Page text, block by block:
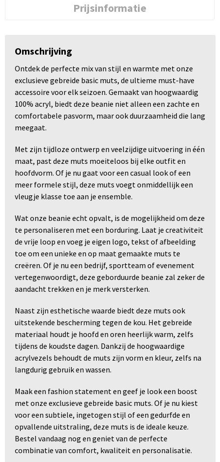
Prijsinformatie
Omschrijving
Ontdek de perfecte mix van stijl en warmte met onze
exclusieve gebreide basic muts, de ultieme must-have
accessoire voor elk seizoen. Gemaakt van hoogwaardig
100% acryl, biedt deze beanie niet alleen een zachte en
comfortabele pasvorm, maar ook duurzaamheid die lang
meegaat.
Met zijn tijdloze ontwerp en veelzijdige uitvoering in één
maat, past deze muts moeiteloos bij elke outfit en
hoofdvorm. Of je nu gaat voor een casual look of een
meer formele stijl, deze muts voegt onmiddellijk een
vleugje klasse toe aan je ensemble.
Wat onze beanie echt opvalt, is de mogelijkheid om deze
te personaliseren met een borduring. Laat je creativiteit
de vrije loop en voeg je eigen logo, tekst of afbeelding
toe om een unieke en op maat gemaakte muts te
creëren. Of je nu een bedrijf, sportteam of evenement
vertegenwoordigt, deze geborduurde beanie zal zeker de
aandacht trekken en je merk versterken.
Naast zijn esthetische waarde biedt deze muts ook
uitstekende bescherming tegen de kou. Het gebreide
materiaal houdt je hoofd en oren heerlijk warm, zelfs
tijdens de koudste dagen. Dankzij de hoogwaardige
acrylvezels behoudt de muts zijn vorm en kleur, zelfs na
langdurig gebruik en wassen.
Maak een fashion statement en geef je look een boost
met onze exclusieve gebreide basic muts. Of je nu kiest
voor een subtiele, ingetogen stijl of een gedurfde en
opvallende uitstraling, deze muts is de ideale keuze.
Bestel vandaag nog en geniet van de perfecte
combinatie van comfort, kwaliteit en personalisatie.